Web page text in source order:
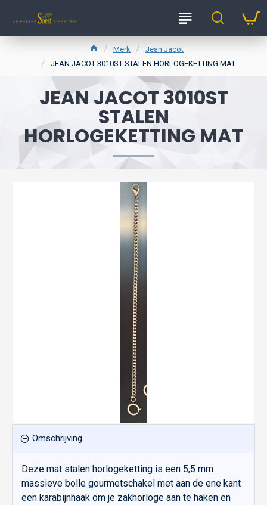
Merk
Jean Jacot
JEAN JACOT 3010ST STALEN HORLOGEKETTING MAT
JEAN JACOT 3010ST
STALEN
HORLOGEKETTING MAT
Omschrijving
Deze mat stalen horlogeketting is een 5,5 mm
massieve bolle gourmetschakel met aan de ene kant
een karabijnhaak om je zakhorloge aan te haken en